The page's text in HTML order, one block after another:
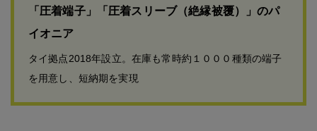
「圧着端子」「圧着スリーブ（絶縁被覆）」のパ
イオニア
タイ拠点2018年設立。在庫も常時約１０００種類の端子
を用意し、短納期を実現